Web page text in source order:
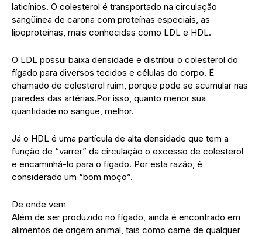
laticínios. O colesterol é transportado na circulação
sangüínea de carona com proteínas especiais, as
lipoproteínas, mais conhecidas como LDL e HDL.
O LDL possui baixa densidade e distribui o colesterol do
fígado para diversos tecidos e células do corpo. É
chamado de colesterol ruim, porque pode se acumular nas
paredes das artérias.Por isso, quanto menor sua
quantidade no sangue, melhor.
Já o HDL é uma partícula de alta densidade que tem a
função de “varrer” da circulação o excesso de colesterol
e encaminhá-lo para o fígado. Por esta razão, é
considerado um “bom moço”.
De onde vem
Além de ser produzido no fígado, ainda é encontrado em
alimentos de origem animal, tais como carne de qualquer